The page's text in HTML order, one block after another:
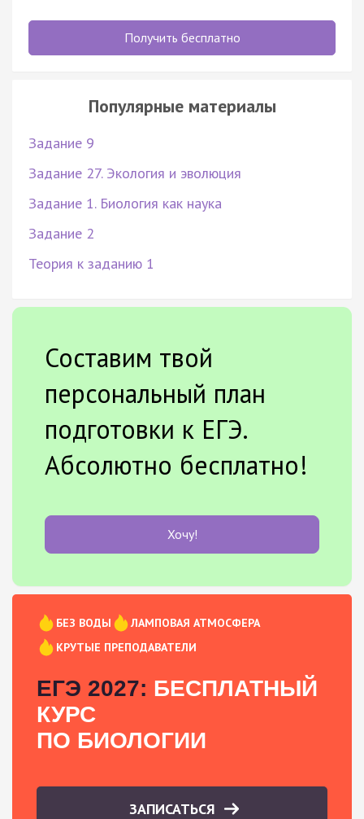
Получить бесплатно
Популярные материалы
Задание 9
Задание 27. Экология и эволюция
Задание 1. Биология как наука
Задание 2
Теория к заданию 1
Составим твой
персональный план
подготовки к ЕГЭ.
Абсолютно бесплатно!
Хочу!
БЕЗ ВОДЫ
ЛАМПОВАЯ АТМОСФЕРА
КРУТЫЕ ПРЕПОДАВАТЕЛИ
ЕГЭ 2027: БЕСПЛАТНЫЙ
КУРС
ПО БИОЛОГИИ
ЗАПИСАТЬСЯ